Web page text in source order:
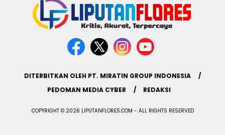
DITERBITKAN OLEH PT. MIRATIN GROUP INDONESIA
PEDOMAN MEDIA CYBER
REDAKSI
COPYRIGHT © 2026 LIPUTANFLORES.COM - ALL RIGHTS RESERVED